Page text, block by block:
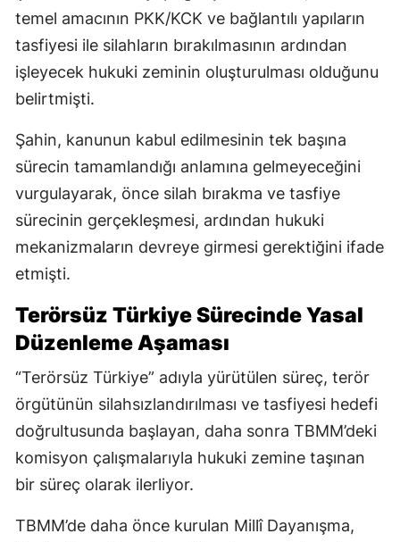
temel amacının PKK/KCK ve bağlantılı yapıların
tasfiyesi ile silahların bırakılmasının ardından
işleyecek hukuki zeminin oluşturulması olduğunu
belirtmişti.
Şahin, kanunun kabul edilmesinin tek başına
sürecin tamamlandığı anlamına gelmeyeceğini
vurgulayarak, önce silah bırakma ve tasfiye
sürecinin gerçekleşmesi, ardından hukuki
mekanizmaların devreye girmesi gerektiğini ifade
etmişti.
Terörsüz Türkiye Sürecinde Yasal
Düzenleme Aşaması
“Terörsüz Türkiye” adıyla yürütülen süreç, terör
örgütünün silahsızlandırılması ve tasfiyesi hedefi
doğrultusunda başlayan, daha sonra TBMM’deki
komisyon çalışmalarıyla hukuki zemine taşınan
bir süreç olarak ilerliyor.
TBMM’de daha önce kurulan Millî Dayanışma,